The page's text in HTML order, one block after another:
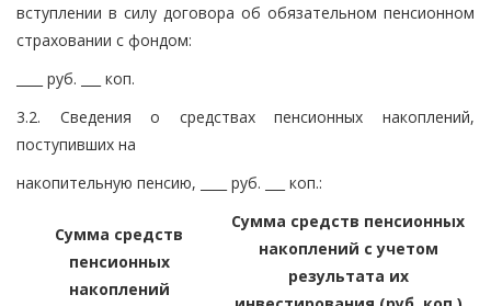
вступлении в силу договора об обязательном пенсионном
страховании с фондом:
____ руб. ___ коп.
3.2. Сведения о средствах пенсионных накоплений,
поступивших на
накопительную пенсию, ____ руб. ___ коп.:
Сумма средств
пенсионных
накоплений
Сумма средств пенсионных
накоплений с учетом
результата их